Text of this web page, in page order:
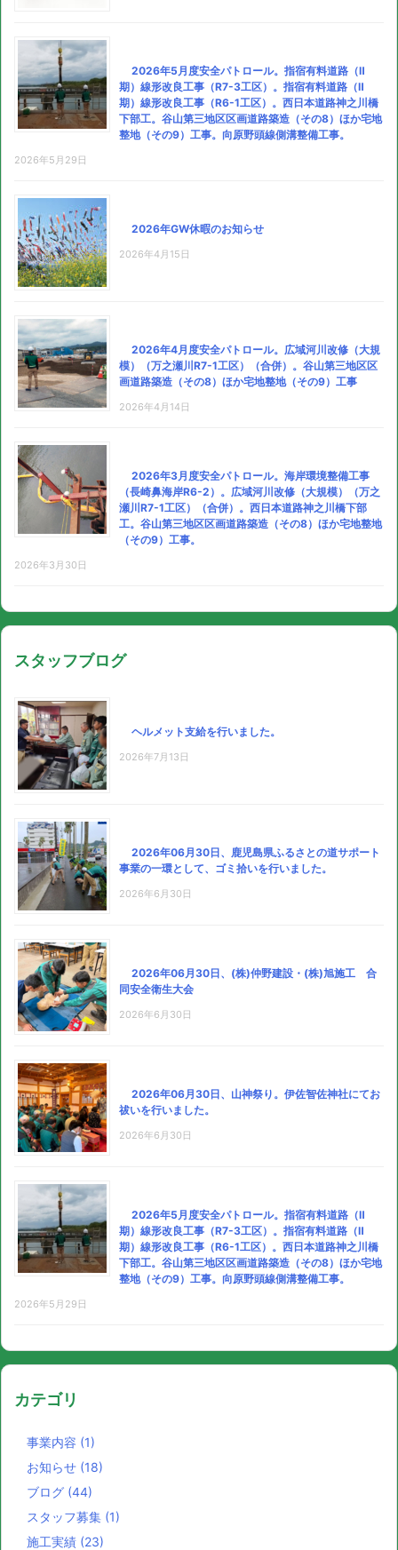
2026年5月度安全パトロール。指宿有料道路（Ⅱ
期）線形改良工事（R7-3工区）。指宿有料道路（Ⅱ
期）線形改良工事（R6-1工区）。西日本道路神之川橋
下部工。谷山第三地区区画道路築造（その8）ほか宅地
整地（その9）工事。向原野頭線側溝整備工事。
2026年5月29日
2026年GW休暇のお知らせ
2026年4月15日
2026年4月度安全パトロール。広域河川改修（大規
模）（万之瀬川R7-1工区）（合併）。谷山第三地区区
画道路築造（その8）ほか宅地整地（その9）工事
2026年4月14日
2026年3月度安全パトロール。海岸環境整備工事
（長崎鼻海岸R6-2）。広域河川改修（大規模）（万之
瀬川R7-1工区）（合併）。西日本道路神之川橋下部
工。谷山第三地区区画道路築造（その8）ほか宅地整地
（その9）工事。
2026年3月30日
スタッフブログ
ヘルメット支給を行いました。
2026年7月13日
2026年06月30日、鹿児島県ふるさとの道サポート
事業の一環として、ゴミ拾いを行いました。
2026年6月30日
2026年06月30日、(株)仲野建設・(株)旭施工 合
同安全衛生大会
2026年6月30日
2026年06月30日、山神祭り。伊佐智佐神社にてお
祓いを行いました。
2026年6月30日
2026年5月度安全パトロール。指宿有料道路（Ⅱ
期）線形改良工事（R7-3工区）。指宿有料道路（Ⅱ
期）線形改良工事（R6-1工区）。西日本道路神之川橋
下部工。谷山第三地区区画道路築造（その8）ほか宅地
整地（その9）工事。向原野頭線側溝整備工事。
2026年5月29日
カテゴリ
事業内容 (1)
お知らせ (18)
ブログ (44)
スタッフ募集 (1)
施工実績 (23)